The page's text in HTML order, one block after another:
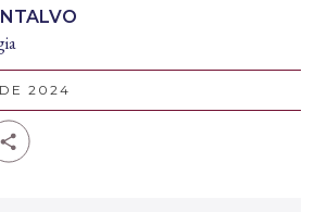
2024